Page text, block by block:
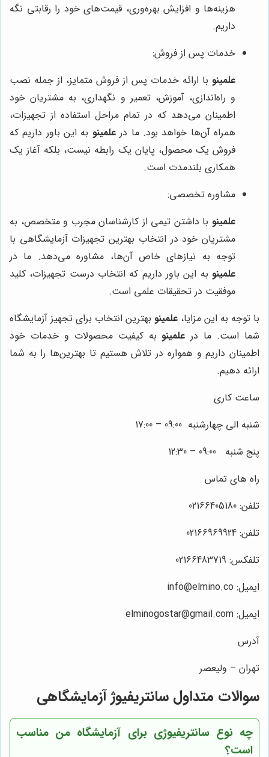
هزینه‌ها و افزایش بهره‌وری، قیمت‌های خود را رقابتی نگه
داریم.
خدمات پس از فروش:
علمینو با ارائه خدمات پس از فروش متمایز، از جمله نصب
و راه‌اندازی، آموزش، تعمیر و نگهداری، به مشتریان خود
اطمینان می‌دهد که در تمام مراحل استفاده از تجهیزات،
همراه آن‌ها خواهد بود. ما درعلمینو به این باور داریم که
فروش یک محصول، پایان یک رابطه نیست، بلکه آغاز یک
همکاری بلندمدت است.
مشاوره تخصصی:
علمینو با داشتن تیمی از کارشناسان مجرب و متخصص، به
مشتریان خود در انتخاب بهترین تجهیزات آزمایشگاهی با
توجه به نیازهای خاص آن‌ها، مشاوره می‌دهد. ما در
علمینو به این باور داریم که انتخاب درست تجهیزات، کلید
موفقیت در تحقیقات علمی است.
با توجه به این مزایا، علمینو بهترین انتخاب برای تجهیز آزمایشگاه
شما است. ما در علمینو به کیفیت محصولات و خدمات خود
اطمینان داریم و همواره در تلاش هستیم تا بهترین‌ها را به شما
ارائه دهیم.
ساعت کاری
شنبه الی چهارشنبه 09:00 – 17:00
پنج شنبه 09:00 – 12:30
راه های تماس
تلفن: 02166405180
تلفن: 02166969924
تلفکس: 02166483719
ایمیل: info@elmino.co
ایمیل: elminogostar@gmail.com
آدرس
تهران – ولیعصر
سوالات متداول سانتریفیوژ آزمایشگاهی
چه نوع سانتریفیوژی برای آزمایشگاه من مناسب
است؟